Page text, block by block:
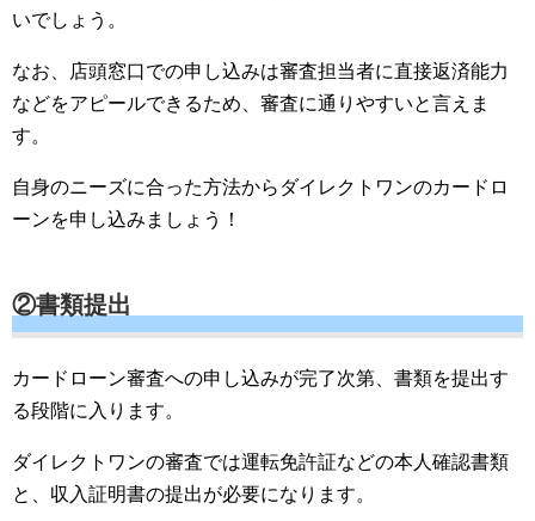
いでしょう。
なお、店頭窓口での申し込みは審査担当者に直接返済能力
などをアピールできるため、審査に通りやすいと言えま
す。
自身のニーズに合った方法からダイレクトワンのカードロ
ーンを申し込みましょう！
②書類提出
カードローン審査への申し込みが完了次第、書類を提出す
る段階に入ります。
ダイレクトワンの審査では運転免許証などの本人確認書類
と、収入証明書の提出が必要になります。